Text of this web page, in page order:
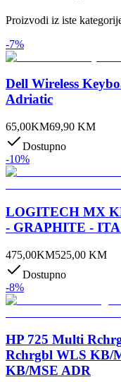
Proizvodi iz iste
-7%
Dell Wireless
Adriatic
65,00KM69,90 KM
Dostupno
-10%
LOGITECH MX
- GRAPHITE -
475,00KM525,00 KM
Dostupno
-8%
HP 725 Multi
Rchrgbl WLS KB/
KB/MSE ADR